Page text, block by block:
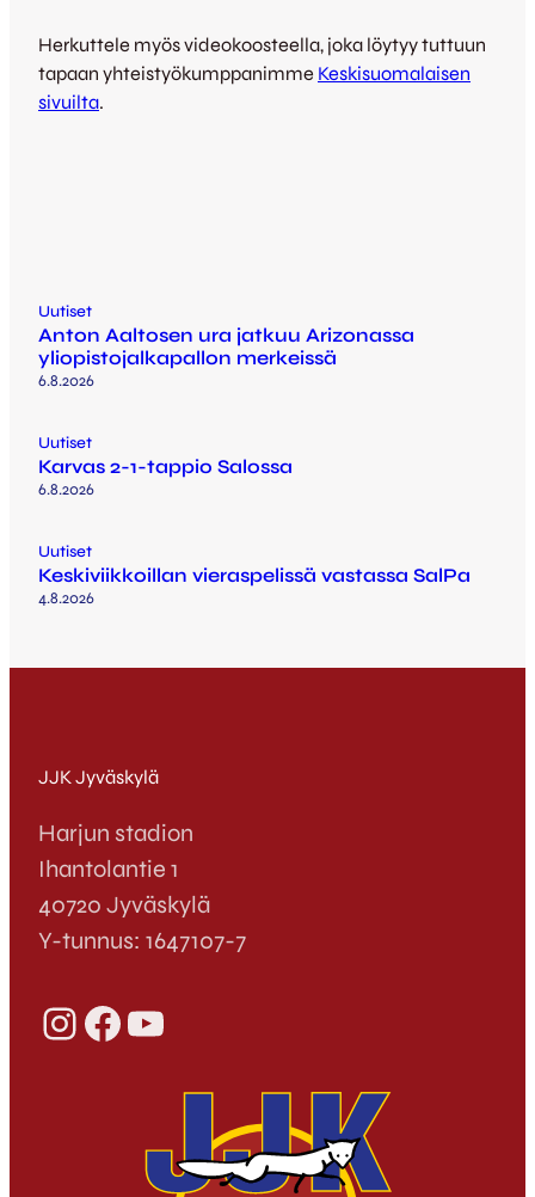
Herkuttele myös videokoosteella, joka löytyy tuttuun
tapaan yhteistyökumppanimme Keskisuomalaisen
sivuilta.
Uutiset
Anton Aaltosen ura jatkuu Arizonassa
yliopistojalkapallon merkeissä
6.8.2026
Uutiset
Karvas 2-1-tappio Salossa
6.8.2026
Uutiset
Keskiviikkoillan vieraspelissä vastassa SalPa
4.8.2026
JJK Jyväskylä
Harjun stadion
Ihantolantie 1
40720 Jyväskylä
Y-tunnus: 1647107-7
InstagramFacebook YouTube